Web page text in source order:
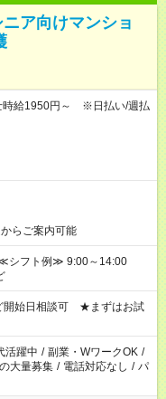
ア向けマンショ
時給1950円～ ※日払い/週払
らご案内可能
開始日相談可 ★まずはお試
活躍中 / 副業・WワークOK /
大量募集 / 電話対応なし / パ